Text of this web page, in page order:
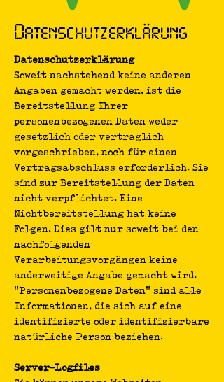
Datenschutzerklärung
Datenschutzerklärung
Soweit nachstehend keine anderen
Angaben gemacht werden, ist die
Bereitstellung Ihrer
personenbezogenen Daten weder
gesetzlich oder vertraglich
vorgeschrieben, noch für einen
Vertragsabschluss erforderlich. Sie
sind zur Bereitstellung der Daten
nicht verpflichtet. Eine
Nichtbereitstellung hat keine
Folgen. Dies gilt nur soweit bei den
nachfolgenden
Verarbeitungsvorgängen keine
anderweitige Angabe gemacht wird.
"Personenbezogene Daten" sind alle
Informationen, die sich auf eine
identifizierte oder identifizierbare
natürliche Person beziehen.
Server-Logfiles